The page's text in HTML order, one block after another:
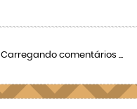
Carregando comentários ...